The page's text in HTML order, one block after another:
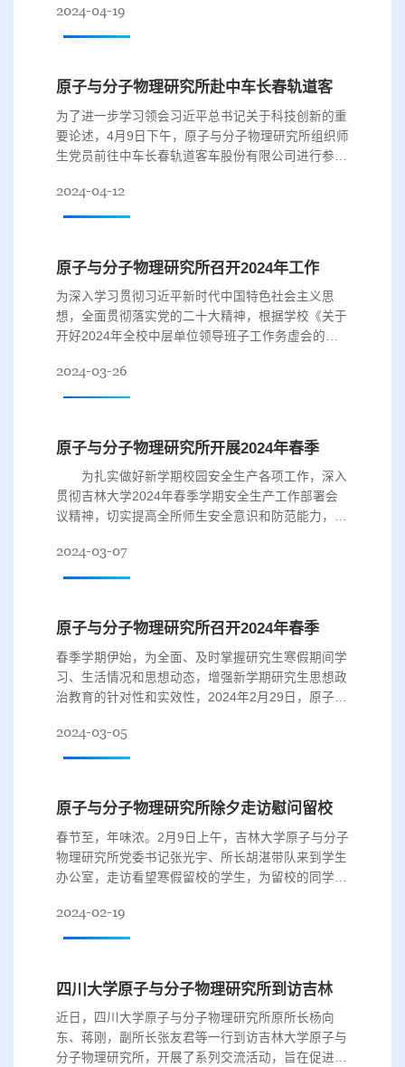
先，白文翔代表科研院宣读任免通知，聘任袁建民为
原子与分子物理研究所所长，免去胡湛原子与分子物
学校的决定，感谢多年来全所教职工对其工作的支
持，由于个人身体原因，辞去所长职...
2024-04-19
原子与分子物理研究所赴中车长春轨道客车股份有限公司参观交流
为了进一步学习领会习近平总书记关于科技创新的重
要论述，4月9日下午，原子与分子物理研究所组织师
生党员前往中车长春轨道客车股份有限公司进行参观
总书记的足迹走吉林”系列活动第三站。 在中车长
客的全国爱国主义教育示范基地，跟随着讲解员，研
在国内外应用情况及不同岗位上...
2024-04-12
原子与分子物理研究所召开2024年工作务虚会
为深入学习贯彻习近平新时代中国特色社会主义思
想，全面贯彻落实党的二十大精神，根据学校《关于
开好2024年全校中层单位领导班子工作务虚会的通
唐敖庆楼C区532召开2024年工作务虚会。学校党建
工作联络员郭荣誉到会指导，研究所领导班子成员、
会议由研究所党委书记张光宇主持。 会议聚焦“强
化党建引领，提升科技创新能力，培...
2024-03-26
原子与分子物理研究所开展2024年春季学期安全生产座谈会及相关安全卫生检查工作
为扎实做好新学期校园安全生产各项工作，深入
贯彻吉林大学2024年春季学期安全生产工作部署会
议精神，切实提高全所师生安全意识和防范能力，原
学期安全生产座谈会及相关安全检查工作。研究所党
委书记张光宇、所长胡湛、党委副书记、副所长李
作。 在安全生产工作座谈会上，与会人员就如何做
好2024年春季学期安全工作进行了讨...
2024-03-07
原子与分子物理研究所召开2024年春季学期返校研究生座谈会
春季学期伊始，为全面、及时掌握研究生寒假期间学
习、生活情况和思想动态，增强新学期研究生思想政
治教育的针对性和实效性，2024年2月29日，原子与
年级学生代表参加座谈。党委书记张光宇，副所长杨
玉军，研究生辅导员张爱琳参加座谈，会议由党委副
踊跃发言，围绕近期国内外热点问题、科研工作进
展、就业指导与困惑、课程设置、日...
2024-03-05
原子与分子物理研究所除夕走访慰问留校学生
春节至，年味浓。2月9日上午，吉林大学原子与分子
物理研究所党委书记张光宇、所长胡湛带队来到学生
办公室，走访看望寒假留校的学生，为留校的同学们
分学生选择留校度过寒假。在走访中，研究所一行走
进学生办公室，对安全情况进行了检查，与同学们亲
张光宇首先为留校学生送上真挚...
2024-02-19
四川大学原子与分子物理研究所到访吉林大学原子与分子物理研究所
近日，四川大学原子与分子物理研究所原所长杨向
东、蒋刚，副所长张友君等一行到访吉林大学原子与
分子物理研究所，开展了系列交流活动，旨在促进学